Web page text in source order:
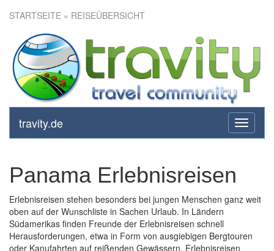
STARTSEITE » REISEÜBERSICHT
toggle
travity.de
Panama Erlebnisreisen
Erlebnisreisen stehen besonders bei jungen Menschen ganz weit
oben auf der Wunschliste in Sachen Urlaub. In Ländern
Südamerikas finden Freunde der Erlebnisreisen schnell
Herausforderungen, etwa in Form von ausgiebigen Bergtouren
oder Kanufahrten auf reißenden Gewässern. Erlebnisreisen